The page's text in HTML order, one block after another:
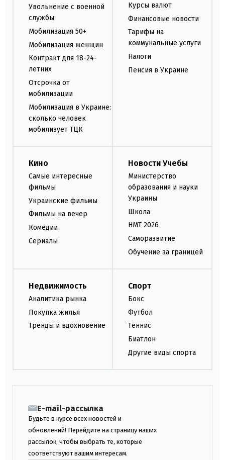
Увольнение с военной
службы
Мобилизация 50+
Мобилизация женщин
Контракт для 18-24-
летних
Отсрочка от
мобилизации
Мобилизация в Украине:
сколько человек
мобилизует ТЦК
Курсы валют
Финансовые новости
Тарифы на
коммунальные услуги
Налоги
Пенсия в Украине
Кино
Самые интересные
фильмы
Украинские фильмы
Фильмы на вечер
Комедии
Сериалы
Новости Учебы
Министерство
образования и науки
Украины
Школа
НМТ 2026
Саморазвитие
Обучение за границей
Недвижимость
Аналитика рынка
Покупка жилья
Тренды и вдохновение
Спорт
Бокс
Футбол
Теннис
Биатлон
Другие виды спорта
E-mail-рассылка
Будьте в курсе всех новостей и
обновлений! Перейдите на страницу наших
рассылок, чтобы выбрать те, которые
соответствуют вашим интересам.